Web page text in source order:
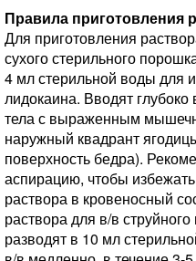
Правила приготовления
Для приготовления
сухого стерильного
4 мл стерильной воды для
лидокаина. Вводят
тела с выраженным
наружный квадрант
поверхность бедра).
аспирацию, чтобы
раствора в кровеносный
раствора для в/в
разводят в 10 мл